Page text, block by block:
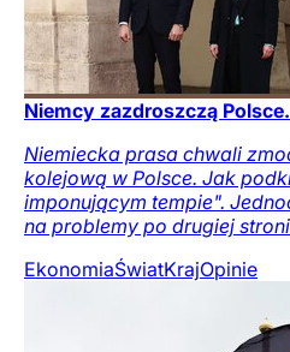
Niemcy zazdroszczą
Niemiecka prasa chwali
kolejową w Polsce. Jak
imponującym tempie".
na problemy po drugiej
EkonomiaŚwiatKrajOpinie